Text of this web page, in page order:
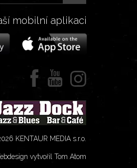
mobilní aplikaci
KENTAUR MEDIA s.r.o.
vytvořil Tom Atom